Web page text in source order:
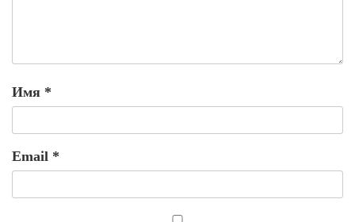
Имя *
Email *